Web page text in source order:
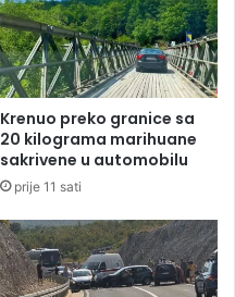
Krenuo preko granice sa
20 kilograma marihuane
sakrivene u automobilu
prije 11 sati